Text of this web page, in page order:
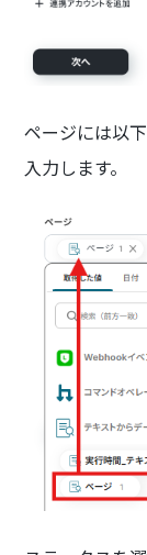
ページには以
入力します。